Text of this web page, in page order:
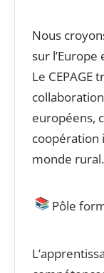
Nous
sur
Le CEPAGE
européens,
coopération
monde rural.
Pôle